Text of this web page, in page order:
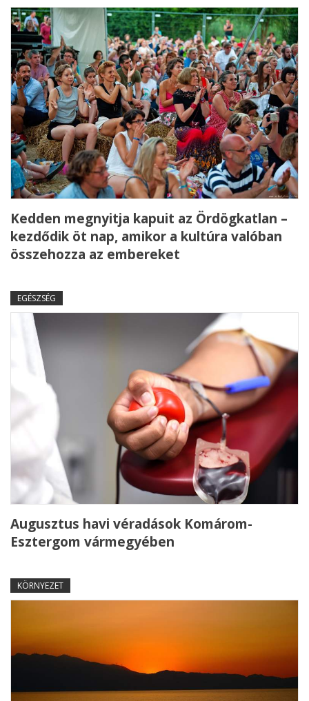
Kedden megnyitja kapuit az Ördögkatlan –
kezdődik öt nap, amikor a kultúra valóban
összehozza az embereket
EGÉSZSÉG
Augusztus havi véradások Komárom-
Esztergom vármegyében
KÖRNYEZET